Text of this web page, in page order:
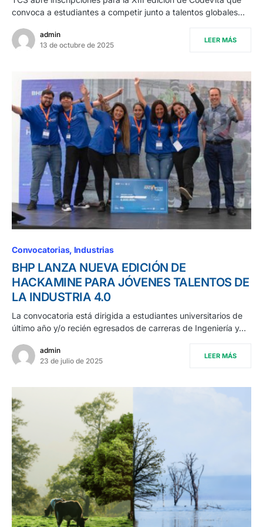
convoca a estudiantes a competir junto a talentos globales…
admin
13 de octubre de 2025
LEER MÁS
Convocatorias Industrias
BHP LANZA NUEVA EDICIÓN DE
HACKAMINE PARA JÓVENES TALENTOS DE
LA INDUSTRIA 4.0
La convocatoria está dirigida a estudiantes universitarios de
último año y/o recién egresados de carreras de Ingeniería y…
admin
23 de julio de 2025
LEER MÁS